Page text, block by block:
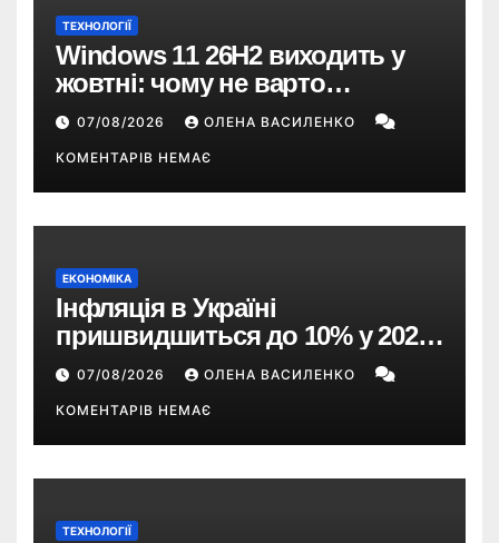
ТЕХНОЛОГІЇ
Windows 11 26H2 виходить у
жовтні: чому не варто
пропускати це оновлення
07/08/2026 ОЛЕНА ВАСИЛЕНКО
КОМЕНТАРІВ НЕМАЄ
ЕКОНОМІКА
Інфляція в Україні
пришвидшиться до 10% у 2026
році — прогноз НБУ
07/08/2026 ОЛЕНА ВАСИЛЕНКО
КОМЕНТАРІВ НЕМАЄ
ТЕХНОЛОГІЇ